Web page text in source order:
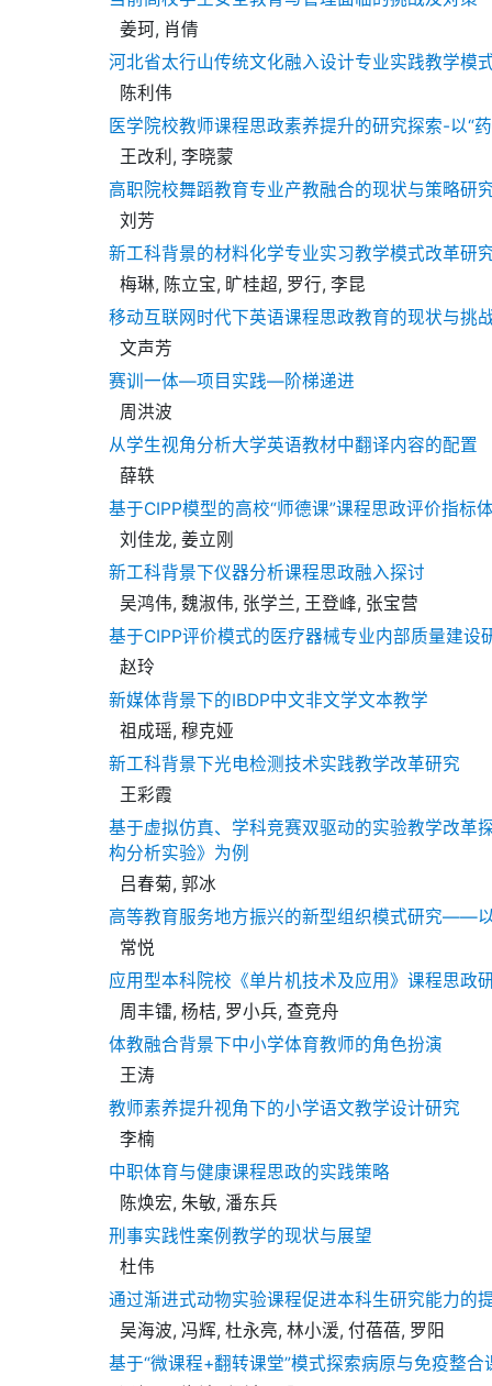
姜珂, 肖倩
河北省太行山传统文化融入设计专业实践教学模
陈利伟
医学院校教师课程思政素养提升的研究探索-以“
王改利, 李晓蒙
高职院校舞蹈教育专业产教融合的现状与策略研
刘芳
新工科背景的材料化学专业实习教学模式改革研
梅琳, 陈立宝, 旷桂超, 罗行, 李昆
移动互联网时代下英语课程思政教育的现状与挑
文声芳
赛训一体—项目实践—阶梯递进
周洪波
从学生视角分析大学英语教材中翻译内容的配置
薛轶
基于CIPP模型的高校“师德课”课程思政评价指标
刘佳龙, 姜立刚
新工科背景下仪器分析课程思政融入探讨
吴鸿伟, 魏淑伟, 张学兰, 王登峰, 张宝营
基于CIPP评价模式的医疗器械专业内部质量建设
赵玲
新媒体背景下的IBDP中文非文学文本教学
祖成瑶, 穆克娅
新工科背景下光电检测技术实践教学改革研究
王彩霞
基于虚拟仿真、学科竞赛双驱动的实验教学改
构分析实验》为例
吕春菊, 郭冰
高等教育服务地方振兴的新型组织模式研究——
常悦
应用型本科院校《单片机技术及应用》课程思政
周丰镭, 杨桔, 罗小兵, 查竞舟
体教融合背景下中小学体育教师的角色扮演
王涛
教师素养提升视角下的小学语文教学设计研究
李楠
中职体育与健康课程思政的实践策略
陈焕宏, 朱敏, 潘东兵
刑事实践性案例教学的现状与展望
杜伟
通过渐进式动物实验课程促进本科生研究能力的
吴海波, 冯辉, 杜永亮, 林小湲, 付蓓蓓, 罗阳
基于“微课程+翻转课堂”模式探索病原与免疫整合